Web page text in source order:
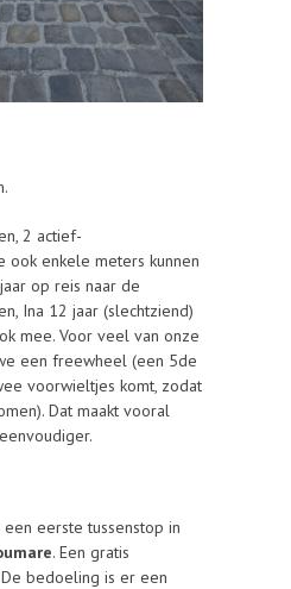
2 actief-
enkele meters kunnen
op reis naar de
Ina 12 jaar (slechtziend)
mee. Voor veel van onze
een freewheel (een 5de
voorwieltjes komt, zodat
Dat maakt vooral
eerste tussenstop in
. Een gratis
bedoeling is er een